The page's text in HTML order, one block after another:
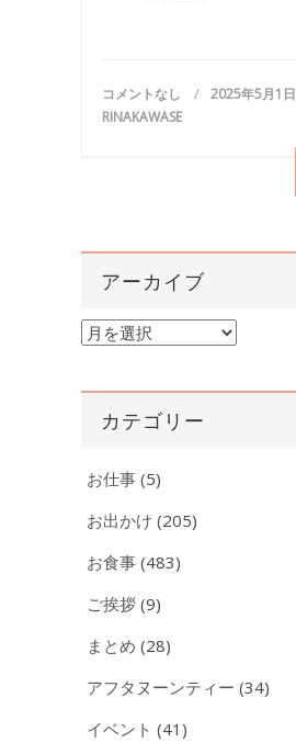
コメントなし
2025年5月1日
RINAKAWASE
アーカイブ
ア
カ
カテゴリー
お仕事 (5)
お出かけ (205)
お食事 (483)
ご挨拶 (9)
まとめ (28)
アフタヌーンティー (34)
イベント (41)